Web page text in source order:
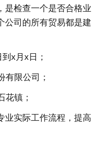
是检查一个是否合格业
公司的所有贸易都是建
x月x日；
有限公司；
花镇；
业实际工作流程，提高